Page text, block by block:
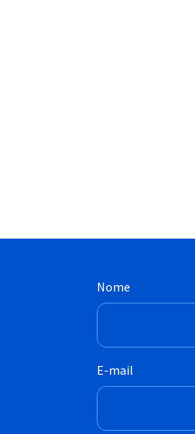
Nome
E-mail